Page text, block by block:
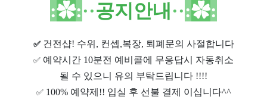
:✿:··공지안내 ··:✿:
✅ 건전샵! 수위, 컨셉,복장, 퇴폐문의 사절합니다
✅ 예약시간 10분전 예비콜에 무응답시 자동취소
될 수 있으니 유의 부탁드립니다 !!!!
✅ 100% 예약제!! 입실 후 선불 결제 이십니다^^